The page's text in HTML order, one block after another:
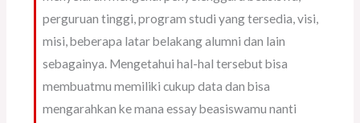
perguruan tinggi, program studi yang tersedia, visi,
misi, beberapa latar belakang alumni dan lain
sebagainya. Mengetahui hal-hal tersebut bisa
membuatmu memiliki cukup data dan bisa
mengarahkan ke mana essay beasiswamu nanti